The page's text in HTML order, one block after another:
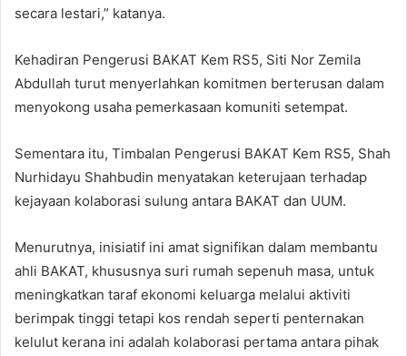
secara lestari,” katanya.
Kehadiran Pengerusi BAKAT Kem RS5, Siti Nor Zemila
Abdullah turut menyerlahkan komitmen berterusan dalam
menyokong usaha pemerkasaan komuniti setempat.
Sementara itu, Timbalan Pengerusi BAKAT Kem RS5, Shah
Nurhidayu Shahbudin menyatakan keterujaan terhadap
kejayaan kolaborasi sulung antara BAKAT dan UUM.
Menurutnya, inisiatif ini amat signifikan dalam membantu
ahli BAKAT, khususnya suri rumah sepenuh masa, untuk
meningkatkan taraf ekonomi keluarga melalui aktiviti
berimpak tinggi tetapi kos rendah seperti penternakan
kelulut kerana ini adalah kolaborasi pertama antara pihak